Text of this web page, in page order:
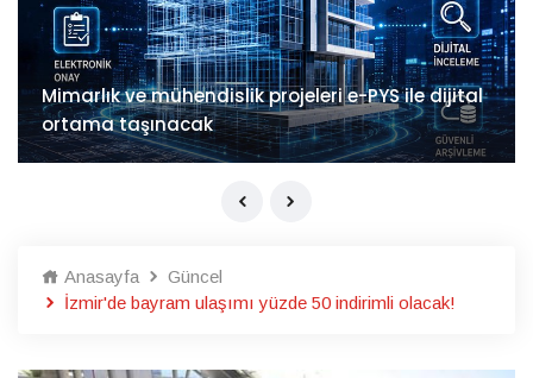
Mimarlık ve mühendislik projeleri e-PYS ile dijital
ortama taşınacak
Anasayfa
Güncel
İzmir'de bayram ulaşımı yüzde 50 indirimli olacak!